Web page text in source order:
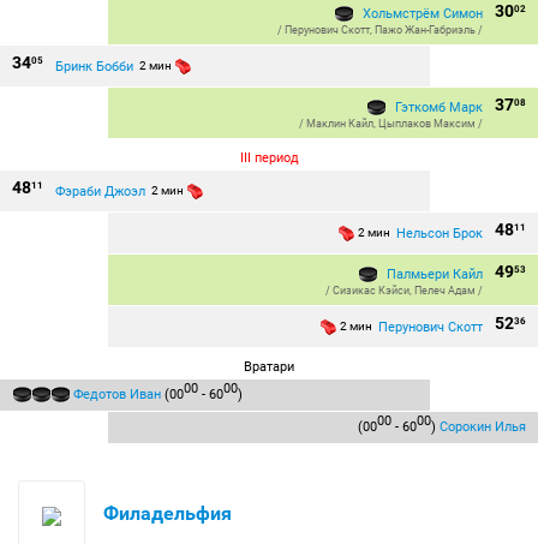
3002
Хольмстрём Симон
/ Перунович Скотт, Пажо Жан-Габриэль /
3405 Бринк Бобби 2 мин
3708
Гэткомб Марк
/ Маклин Кайл, Цыплаков Максим /
III период
4811 Фэраби Джоэл 2 мин
4811
2 мин Нельсон Брок
4953
Палмьери Кайл
/ Сизикас Кэйси, Пелеч Адам /
5236
2 мин Перунович Скотт
Вратари
Федотов Иван (0000 - 6000)
(0000 - 6000) Сорокин Илья
Филадельфия